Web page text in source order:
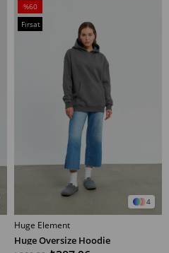
4
SEPETE EKLE
%60
İndirim
%60İndirim
Fırsat
Huge Element
Huge Oversize Hoodie